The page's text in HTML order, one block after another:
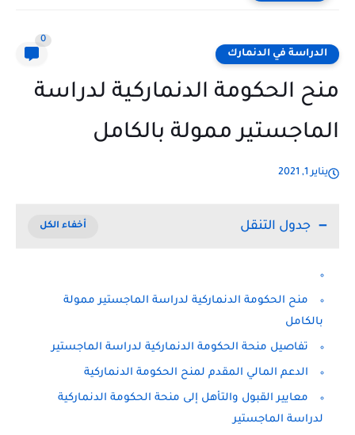
الدراسة في الدنمارك
0
منح الحكومة الدنماركية لدراسة
الماجستير ممولة بالكامل
يناير 1, 2021
جدول التنقل
منح الحكومة الدنماركية لدراسة الماجستير ممولة
بالكامل
تفاصيل منحة الحكومة الدنماركية لدراسة الماجستير
الدعم المالي المقدم لمنح الحكومة الدنماركية
معايير القبول والتأهل إلى منحة الحكومة الدنماركية
لدراسة الماجستير